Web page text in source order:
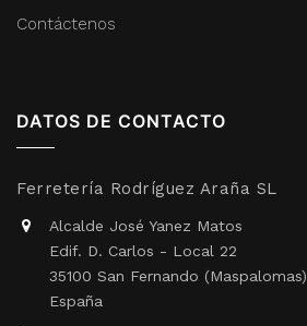
Contáctenos
DATOS DE CONTACTO
Ferretería Rodríguez Araña SL
Alcalde José Yanez Matos
Edif. D. Carlos - Local 22
35100 San Fernando (Maspalomas)
España